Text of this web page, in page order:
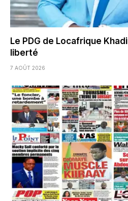
Le PDG de Locafrique
liberté
7 AOÛT 2026